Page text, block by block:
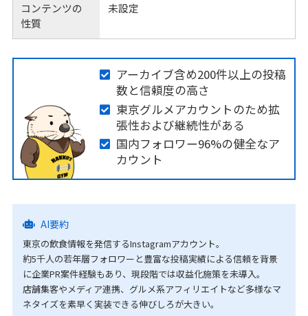
コンテンツの
性質
未設定
アーカイブ含め200件以上の投稿
数と信頼度の高さ
東京グルメアカウントのため拡
張性および継続性がある
国内フォロワー96%の健全なア
カウント
AI要約
東京の飲食情報を発信するInstagramアカウント。
約5千人の若年層フォロワーと豊富な投稿実績による信頼を背景
に企業PR案件経験もあり、現段階では収益化施策を未導入。
店舗集客やメディア連携、グルメ系アフィリエイトなど多様なマ
ネタイズを素早く実装できる伸びしろが大きい。